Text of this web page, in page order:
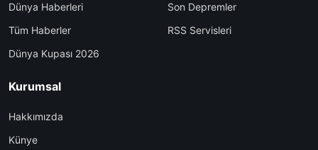
Dünya Haberleri
Tüm Haberler
Dünya Kupası 2026
Son Depremler
RSS Servisleri
Kurumsal
Hakkımızda
Künye